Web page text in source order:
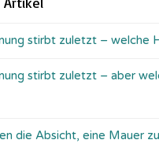
stirbt zuletzt – welche
stirbt zuletzt – aber
die Absicht, eine Mauer